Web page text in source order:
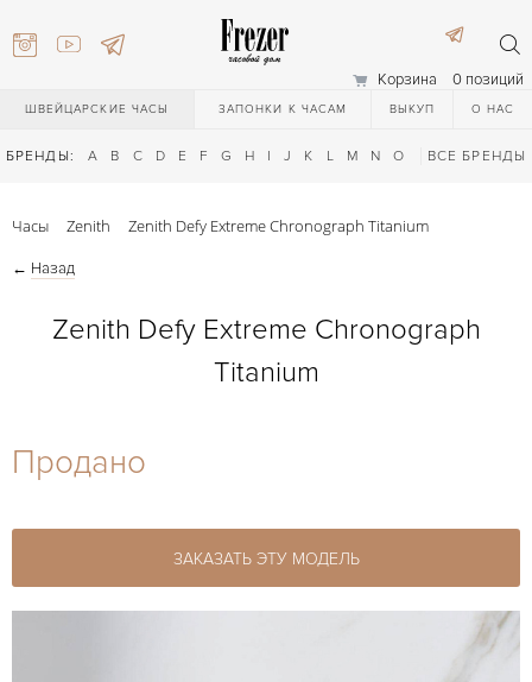
Корзина 0 позиций
ШВЕЙЦАРСКИЕ ЧАСЫ ЗАПОНКИ К ЧАСАМ ВЫКУП О НАС
БРЕНДЫ: A B C D E F G H I J K L M N O Q R S T
ВСЕ БРЕНДЫ
27-44
Часы Zenith Zenith Defy Extreme Chronograph Titanium
← Назад
Zenith Defy Extreme Chronograph
Titanium
Продано
ЗАКАЗАТЬ ЭТУ МОДЕЛЬ